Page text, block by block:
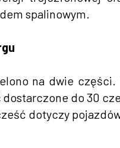
spalinowym.
na dwie
do 30
dotyczy